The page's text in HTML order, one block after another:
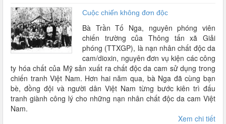
Cuộc chiến không đơn độc
Bà Trần Tố Nga, nguyên phóng viên
chiến trường của Thông tấn xã Giải
phóng (TTXGP), là nạn nhân chất độc da
cam/dioxin, nguyên đơn vụ kiện các công
ty hóa chất của Mỹ sản xuất ra chất độc da cam sử dụng trong
chiến tranh Việt Nam. Hơn hai năm qua, bà Nga đã cùng bạn
bè, đồng đội và người dân Việt Nam từng bước kiên trì đấu
tranh giành công lý cho những nạn nhân chất độc da cam Việt
Nam.
Xem chi tiết